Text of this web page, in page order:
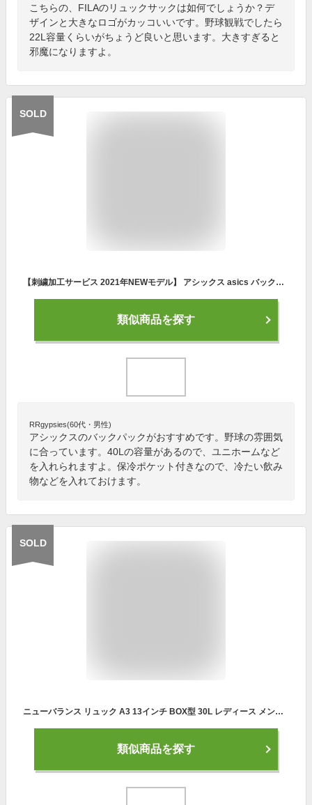
こちらの、FILAのリュックサックは如何でしょうか？デ
ザインと大きなロゴがカッコいいです。野球観戦でしたら
22L容量くらいがちょうど良いと思います。大きすぎると
邪魔になりますよ。
SOLD
【刺繍加工サービス 2021年NEWモデル】 アシックス asics バックパック 刺繍 約40L フィット感UP 軽量 保冷ポケット付き ゴールドステージ バッグ リュックサック かばん 野球バック 3123A525
類似商品を探す
RRgypsies(60代・男性)
アシックスのバックパックがおすすめです。野球の雰囲気
に合っています。40Lの容量があるので、ユニホームなど
を入れられますよ。保冷ポケット付きなので、冷たい飲み
物などを入れておけます。
SOLD
ニューバランス リュック A3 13インチ BOX型 30L レディース メンズ スポーツスタイル LAB35719 new balance | 軽量 撥水 抗菌 消臭 限定モデル スクールバッグ 部活 通学[即日発送][DL10]
類似商品を探す